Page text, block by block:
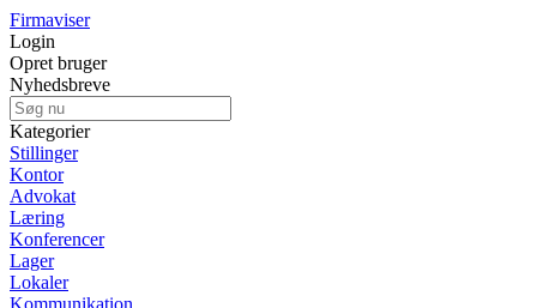
Firmaviser
Login
Opret bruger
Nyhedsbreve
Kategorier
Stillinger
Kontor
Advokat
Læring
Konferencer
Lager
Lokaler
Kommunikation